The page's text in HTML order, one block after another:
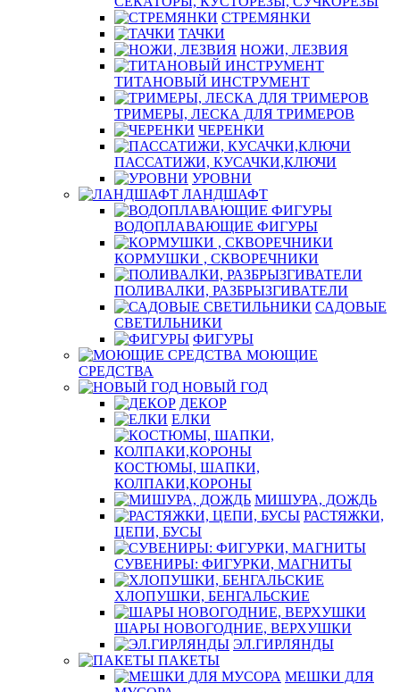
СТРЕМЯНКИ
ТАЧКИ
НОЖИ, ЛЕЗВИЯ
ТИТАНОВЫЙ ИНСТРУМЕНТ
ТРИМЕРЫ, ЛЕСКА ДЛЯ ТРИМЕРОВ
ЧЕРЕНКИ
ПАССАТИЖИ, КУСАЧКИ,КЛЮЧИ
УРОВНИ
ЛАНДШАФТ
ВОДОПЛАВАЮЩИЕ ФИГУРЫ
КОРМУШКИ , СКВОРЕЧНИКИ
ПОЛИВАЛКИ, РАЗБРЫЗГИВАТЕЛИ
САДОВЫЕ
СВЕТИЛЬНИКИ
ФИГУРЫ
МОЮЩИЕ
СРЕДСТВА
НОВЫЙ ГОД
ДЕКОР
ЕЛКИ
КОСТЮМЫ, ШАПКИ,
КОЛПАКИ,КОРОНЫ
МИШУРА, ДОЖДЬ
РАСТЯЖКИ,
ЦЕПИ, БУСЫ
СУВЕНИРЫ: ФИГУРКИ, МАГНИТЫ
ХЛОПУШКИ, БЕНГАЛЬСКИЕ
ШАРЫ НОВОГОДНИЕ, ВЕРХУШКИ
ЭЛ.ГИРЛЯНДЫ
ПАКЕТЫ
МЕШКИ ДЛЯ